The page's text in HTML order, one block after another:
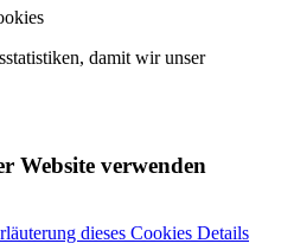
damit wir unser
Website verwenden
dieses Cookies Details